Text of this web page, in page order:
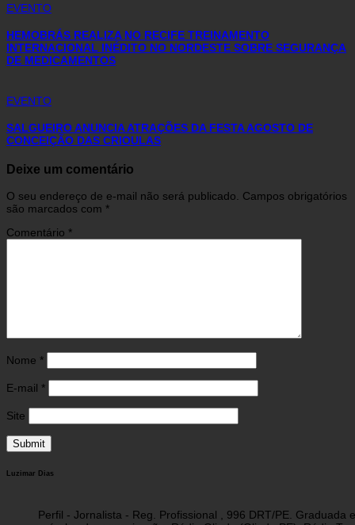
EVENTO
HEMOBRÁS REALIZA NO RECIFE TREINAMENTO
INTERNACIONAL INÉDITO NO NORDESTE SOBRE SEGURANÇA
DE MEDICAMENTOS
EVENTO
SALGUEIRO ANUNCIA ATRAÇÕES DA FESTA AGOSTO DE
CONCEIÇÃO DAS CRIOULAS
Deixe um comentário
O seu endereço de e-mail não será publicado. Campos obrigatórios
são marcados com *
Comentário *
Nome *
E-mail *
Site
Luzimar Dias
Perfil - Jornalista - Reg. Profissional , 996 DRT/PE.